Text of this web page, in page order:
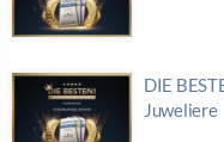
DIE
Juweliere